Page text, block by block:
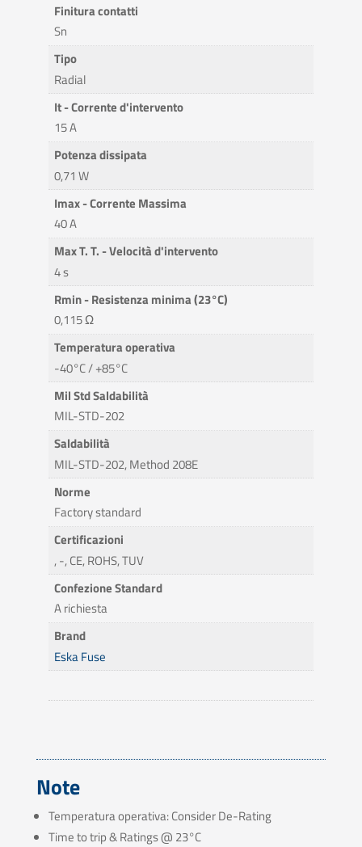
Finitura contatti
Sn
Tipo
Radial
It - Corrente d'intervento
15 A
Potenza dissipata
0,71 W
Imax - Corrente Massima
40 A
Max T. T. - Velocità d'intervento
4 s
Rmin - Resistenza minima (23°C)
0,115 Ω
Temperatura operativa
-40°C / +85°C
Mil Std Saldabilità
MIL-STD-202
Saldabilità
MIL-STD-202, Method 208E
Norme
Factory standard
Certificazioni
, -, CE, ROHS, TUV
Confezione Standard
A richiesta
Brand
Eska Fuse
Note
Temperatura operativa: Consider De-Rating
Time to trip & Ratings @ 23°C